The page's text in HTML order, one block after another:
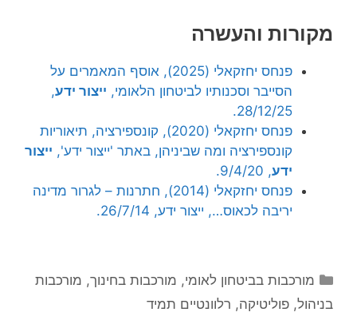
מקורות והעשרה
פנחס יחזקאלי (2025), אוסף המאמרים על
הסייבר וסכנותיו לביטחון הלאומי, ייצור ידע,
28/12/25.
פנחס יחזקאלי (2020), קונספירציה, תיאוריות
קונספירציה ומה שביניהן, באתר 'ייצור ידע', ייצור
ידע, 9/4/20.
פנחס יחזקאלי (2014), חתרנות – לגרור מדינה
יריבה לכאוס…, ייצור ידע, 26/7/14.
קטגוריות
מורכבות בביטחון לאומי, מורכבות בחינוך, מורכבות
בניהול, פוליטיקה, רלוונטיים תמיד